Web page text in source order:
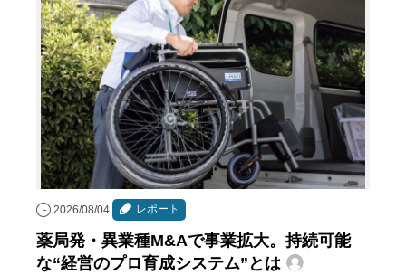
2026/08/04 レポート
薬局発・異業種M&Aで事業拡大。持続可能
な“経営のプロ育成システム”とは